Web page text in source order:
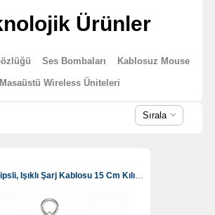
Ürünler
Ses Bombaları Kablosuz Mouse
Masaüstü Wireless Üniteleri
Sırala
Type-C Klipsli, Işıklı Şarj Kablosu 15 Cm Kılıfsız